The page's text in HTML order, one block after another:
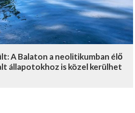
A Balaton a neolitikumban élő
állapotokhoz is közel kerülhet